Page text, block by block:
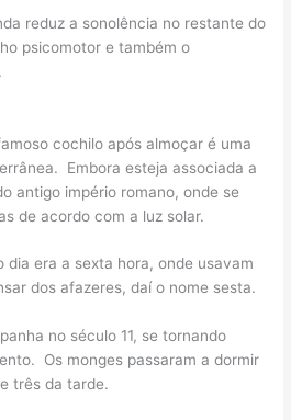
reduz a sonolência no restante do
psicomotor e também o
cochilo após almoçar é uma
Embora esteja associada a
antigo império romano, onde se
de acordo com a luz solar.
dia era a sexta hora, onde usavam
dos afazeres, daí o nome sesta.
no século 11, se tornando
Os monges passaram a dormir
três da tarde.